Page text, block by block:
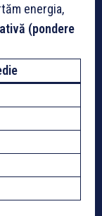
energia,
(pondere